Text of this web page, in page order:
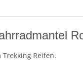
Reifen.